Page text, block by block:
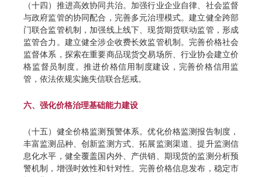
（十四）推进高效协同共治。加强行业企业自律、社会监督
与政府监管的协同配合，完善多元治理模式。建立健全跨部
门联合监管机制，加强线上线下、现货期货联动监管，形成
监管合力。建立健全涉企收费长效监管机制。完善价格社会
监督体系，探索在重要商品现货交易场所、行业协会建立价
格监督员制度。推进价格信用制度建设，完善价格信用监
管，依法依规实施失信联合惩戒。
六、强化价格治理基础能力建设
（十五）健全价格监测预警体系。优化价格监测报告制度，
丰富监测品种、创新监测方式、拓展监测渠道、提升监测信
息化水平，健全覆盖国内外、产供销、期现货的监测分析预
警机制，增强时效性和针对性。完善价格信息发布，稳定市